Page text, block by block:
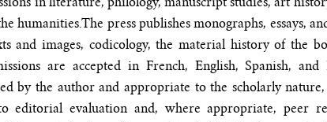
in literature, philology, manuscript studies, art
humanities.The press publishes monographs, essays,
and images, codicology, the material history of the
are accepted in French, English, Spanish,
by the author and appropriate to the scholarly
editorial evaluation and, where appropriate, peer